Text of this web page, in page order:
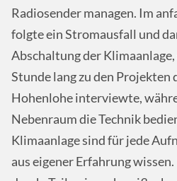
Radiosender managen. Im
folgte ein Stromausfall und
Abschaltung der
Stunde lang zu den Projekten
Hohenlohe interviewte,
Nebenraum die Technik
Klimaanlage sind für jede
aus eigener Erfahrung